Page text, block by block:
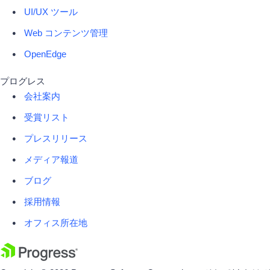
UI/UX ツール
Web コンテンツ管理
OpenEdge
プログレス
会社案内
受賞リスト
プレスリリース
メディア報道
ブログ
採用情報
オフィス所在地